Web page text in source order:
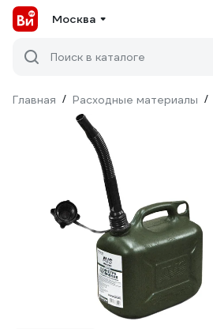
Москва
Поиск в каталоге
Главная / Расходные материалы /